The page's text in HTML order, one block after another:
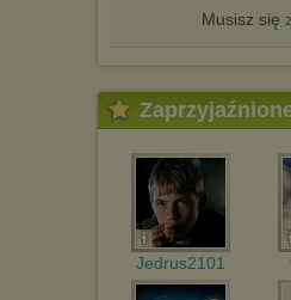
Musisz się
Jedrus2101